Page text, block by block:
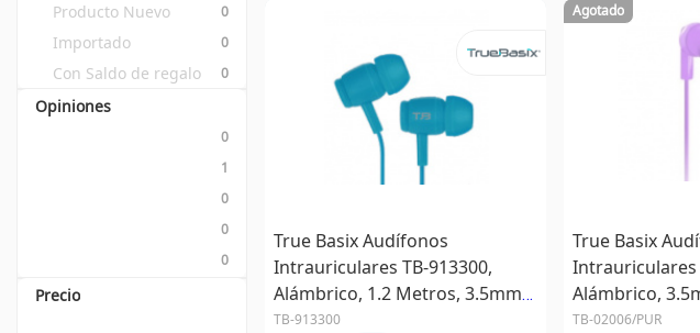
Producto Nuevo 0
Importado 0
Con Saldo de regalo 0
Opiniones
0
1
0
0
0
Precio
True Basix Audífonos
Intrauriculares TB-913300,
Alámbrico, 1.2 Metros, 3.5mm,
Azul
TB-913300
Agotado
True Basix
Intrauriculares
Alámbrico,
TB-02006/PUR